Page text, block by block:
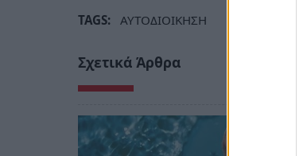
TAGS: ΑΥΤΟΔΙΟΙΚΗΣΗ
Σχετικά Άρθρα